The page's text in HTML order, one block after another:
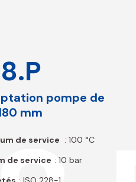
pompe de
mm
de service : 100 °C
de service : 10 bar